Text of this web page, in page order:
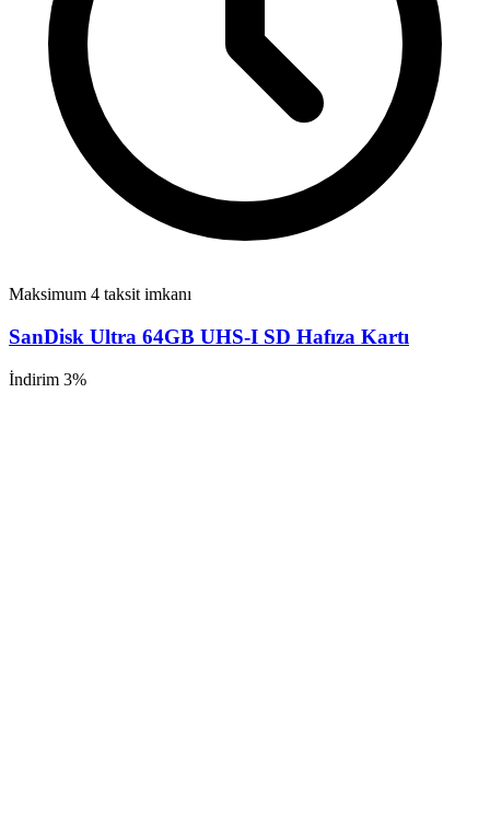
Maksimum 4 taksit imkanı
SanDisk Ultra 64GB UHS-I SD Hafıza Kartı
İndirim 3%